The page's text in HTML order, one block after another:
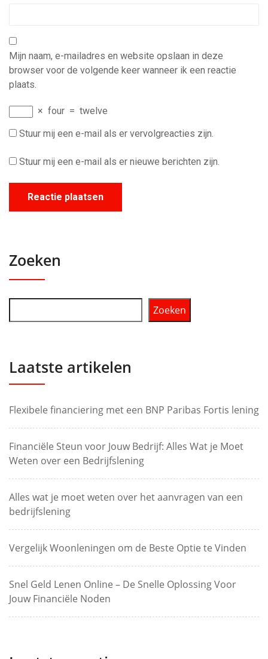
Mijn naam, e-mailadres en website opslaan in deze
browser voor de volgende keer wanneer ik een reactie
plaats.
× four = twelve
Stuur mij een e-mail als er vervolgreacties zijn.
Stuur mij een e-mail als er nieuwe berichten zijn.
Zoeken
Zoeken
Laatste artikelen
Flexibele financiering met een BNP Paribas Fortis lening
Financiële Steun voor Jouw Bedrijf: Alles Wat je Moet
Weten over een Bedrijfslening
Alles wat je moet weten over het aanvragen van een
bedrijfslening
Vergelijk Woonleningen om de Beste Optie te Vinden
Snel Geld Lenen Online – De Snelle Oplossing Voor
Jouw Financiële Noden